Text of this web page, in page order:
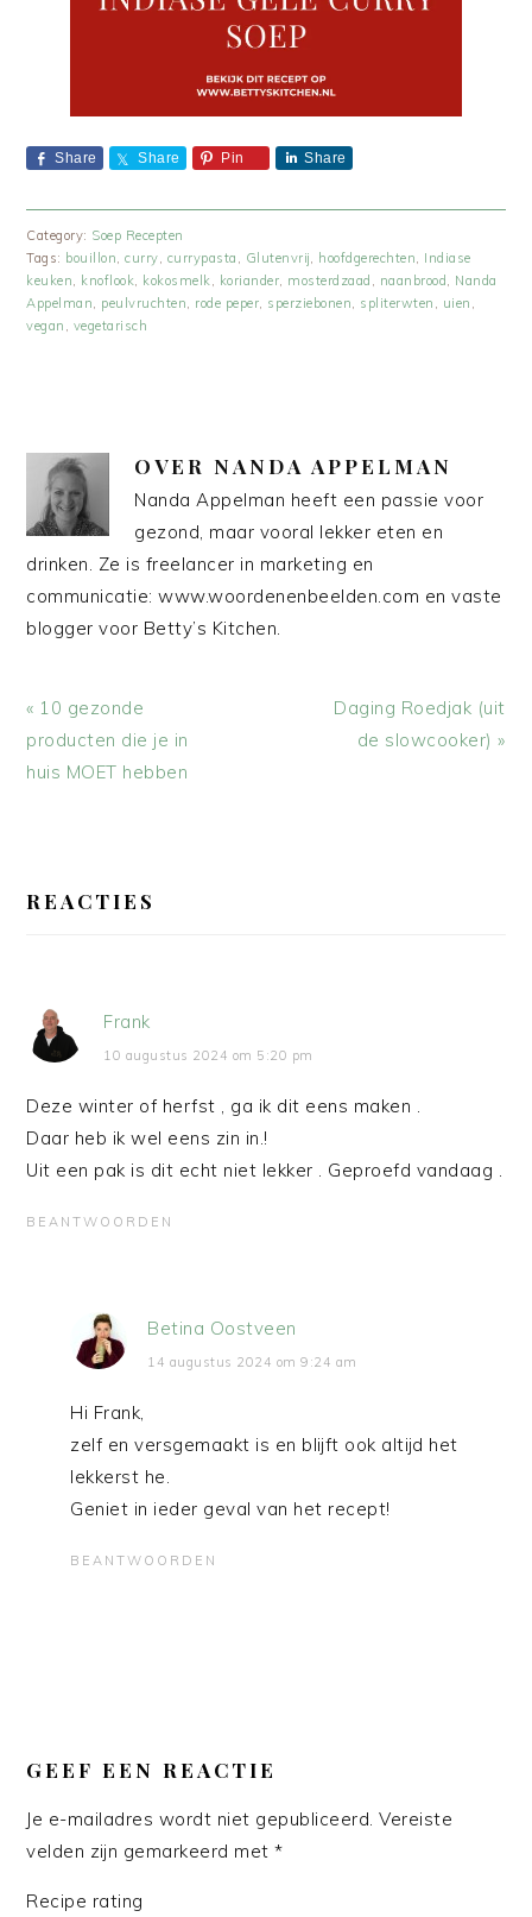
Share Share Pin Share
Category: Soep Recepten
Tags: bouillon,curry, currypasta , Glutenvrij, hoofdgerechten, Indiase
keuken, knoflook, kokosmelk, koriander, mosterdzaad , naanbrood , Nanda
Appelman, peulvruchten, rode peper, sperziebonen, spliterwten , uien ,
vegan , vegetarisch
OVER NANDA APPELMAN
Nanda Appelman heeft een passie voor
gezond, maar vooral lekker eten en
drinken. Ze is freelancer in marketing en
communicatie: www.woordenenbeelden.com en vaste
blogger voor Betty’s Kitchen.
Vorig
bericht:
« 10 gezonde
producten die je in
huis MOET hebben
Volgend
bericht:
Daging Roedjak (uit
de slowcooker) »
INTERACTIES
REACTIES
Frank
10 augustus 2024 om 5:20 pm
Deze winter of herfst , ga ik dit eens maken .
Daar heb ik wel eens zin in.!
Uit een pak is dit echt niet lekker . Geproefd vandaag .
BEANTWOORDEN
Betina Oostveen
14 augustus 2024 om 9:24 am
Hi Frank,
zelf en versgemaakt is en blijft ook altijd het
lekkerst he.
Geniet in ieder geval van het recept!
BEANTWOORDEN
GEEF EEN REACTIE
Je e-mailadres wordt niet gepubliceerd. Vereiste
velden zijn gemarkeerd met*
Recipe rating